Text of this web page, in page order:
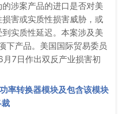
涉案产品的进口是否对美
害或实质性损害威胁，或
实质性延迟。本案涉及美
下产品。美国国际贸易委员
7日作出双反产业损害初
率转换器模块及包含该模块